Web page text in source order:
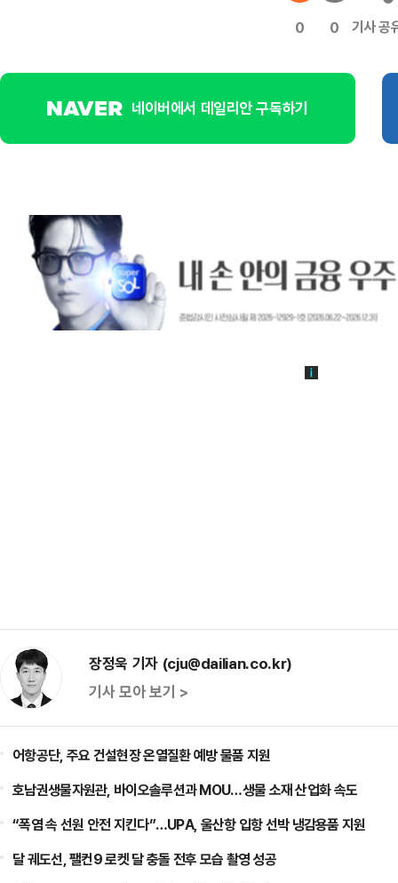
0 0 기사 공
네이버에서 데일리안 구독하기
장정욱 기자 (cju@dailian.co.kr)
기사 모아 보기 >
어항공단, 주요 건설현장 온열질환 예방 물품 지원
호남권생물자원관, 바이오솔루션과 MOU…생물 소재 산업화 속도
“폭염 속 선원 안전 지킨다”…UPA, 울산항 입항 선박 냉감용품 지원
달 궤도선, 팰컨9 로켓 달 충돌 전후 모습 촬영 성공